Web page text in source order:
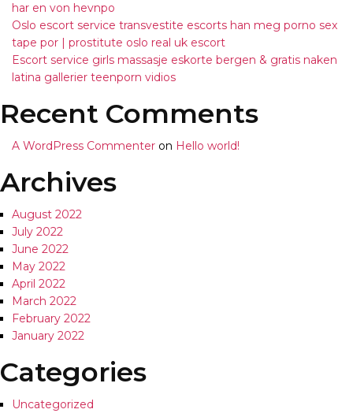
har en von hevnpo
Oslo escort service transvestite escorts han meg porno sex
tape por | prostitute oslo real uk escort
Escort service girls massasje eskorte bergen & gratis naken
latina gallerier teenporn vidios
Recent Comments
A WordPress Commenter on Hello world!
Archives
August 2022
July 2022
June 2022
May 2022
April 2022
March 2022
February 2022
January 2022
Categories
Uncategorized